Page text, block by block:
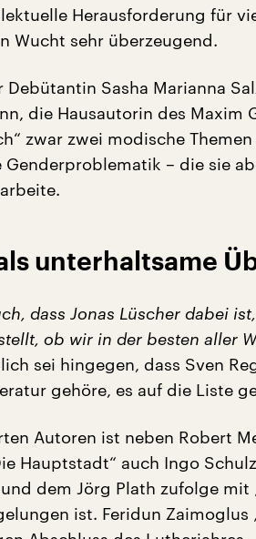
Herausforderung für
Wucht sehr überzeugend.
Debütantin Sasha Marianna
die Hausautorin des Maxim
zwar zwei modische
– die sie
unterhaltsame
dass Jonas Lüscher dabei
ob wir in der besten aller
sei hingegen, dass Sven
gehöre, es auf die Liste
Autoren ist neben Robert
Hauptstadt“ auch Ingo
dem Jörg Plath zufolge mit
ist. Feridun Zaimoglus